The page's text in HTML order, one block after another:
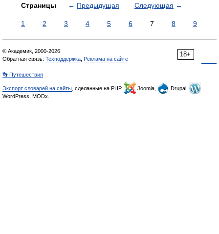
Страницы ← Предыдущая Следующая →
1 2 3 4 5 6 7 8 9
18+
© Академик, 2000-2026
Обратная связь: Техподдержка Реклама на сайте
👣 Путешествия
Экспорт словарей на сайты , сделанные на PHP, Joomla,
Drupal,
WordPress, MODx.